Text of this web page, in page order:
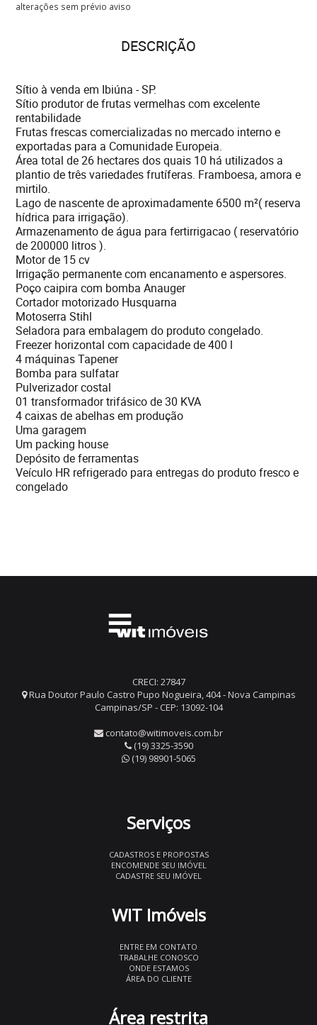
alterações sem prévio aviso
DESCRIÇÃO
Sítio à venda em Ibiúna - SP.
Sítio produtor de frutas vermelhas com excelente
rentabilidade
Frutas frescas comercializadas no mercado interno e
exportadas para a Comunidade Europeia.
Área total de 26 hectares dos quais 10 há utilizados a
plantio de três variedades frutíferas. Framboesa, amora e
mirtilo.
Lago de nascente de aproximadamente 6500 m²( reserva
hídrica para irrigação).
Armazenamento de água para fertirrigacao ( reservatório
de 200000 litros ).
Motor de 15 cv
Irrigação permanente com encanamento e aspersores.
Poço caipira com bomba Anauger
Cortador motorizado Husquarna
Motoserra Stihl
Seladora para embalagem do produto congelado.
Freezer horizontal com capacidade de 400 l
4 máquinas Tapener
Bomba para sulfatar
Pulverizador costal
01 transformador trifásico de 30 KVA
4 caixas de abelhas em produção
Uma garagem
Um packing house
Depósito de ferramentas
Veículo HR refrigerado para entregas do produto fresco e
congelado
CRECI: 27847
Rua Doutor Paulo Castro Pupo Nogueira, 404 - Nova Campinas
Campinas/SP - CEP: 13092-104
contato@witimoveis.com.br
(19) 3325-3590
(19) 98901-5065
Serviços
CADASTROS E PROPOSTAS
ENCOMENDE SEU IMÓVEL
CADASTRE SEU IMÓVEL
WIT Imóveis
ENTRE EM CONTATO
TRABALHE CONOSCO
ONDE ESTAMOS
ÁREA DO CLIENTE
Área restrita